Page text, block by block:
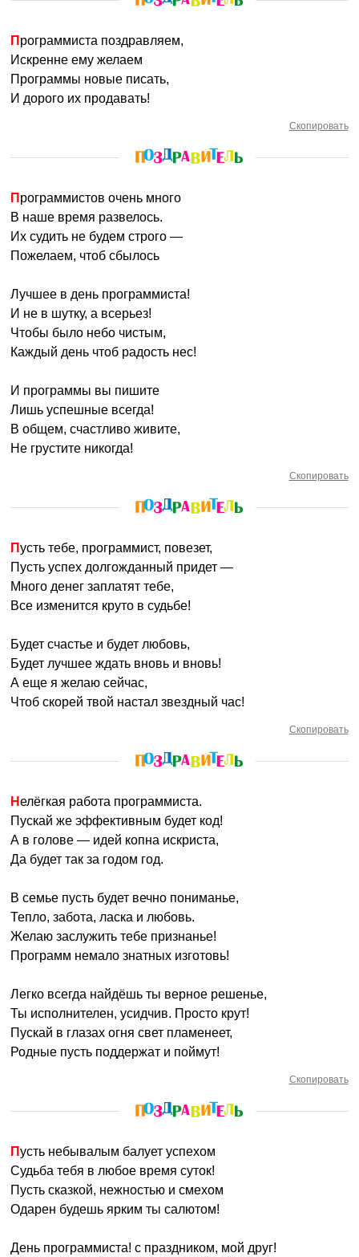
Программиста поздравляем,
Искренне ему желаем
Программы новые писать,
И дорого их продавать!
Скопировать
Программистов очень много
В наше время развелось.
Их судить не будем строго —
Пожелаем, чтоб сбылось
Лучшее в день программиста!
И не в шутку, а всерьез!
Чтобы было небо чистым,
Каждый день чтоб радость нес!
И программы вы пишите
Лишь успешные всегда!
В общем, счастливо живите,
Не грустите никогда!
Скопировать
Пусть тебе, программист, повезет,
Пусть успех долгожданный придет —
Много денег заплатят тебе,
Все изменится круто в судьбе!
Будет счастье и будет любовь,
Будет лучшее ждать вновь и вновь!
А еще я желаю сейчас,
Чтоб скорей твой настал звездный час!
Скопировать
Нелёгкая работа программиста.
Пускай же эффективным будет код!
А в голове — идей копна искриста,
Да будет так за годом год.
В семье пусть будет вечно пониманье,
Тепло, забота, ласка и любовь.
Желаю заслужить тебе признанье!
Программ немало знатных изготовь!
Легко всегда найдёшь ты верное решенье,
Ты исполнителен, усидчив. Просто крут!
Пускай в глазах огня свет пламенеет,
Родные пусть поддержат и поймут!
Скопировать
Пусть небывалым балует успехом
Судьба тебя в любое время суток!
Пусть сказкой, нежностью и смехом
Одарен будешь ярким ты салютом!
День программиста! с праздником, мой друг!